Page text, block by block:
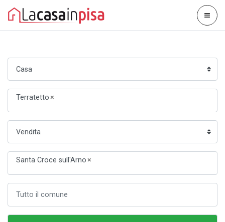
Terratetto×
Santa Croce sull'Arno×